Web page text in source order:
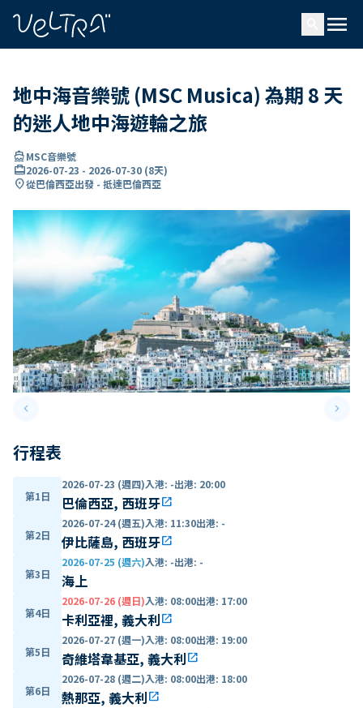
menu
地中海音樂號 (MSC Musica) 為期 8 天
的迷人地中海遊輪之旅
directions_boatMSC音樂號
card_travel2026-07-23 - 2026-07-30 (8天)
location_on從巴倫西亞出發 - 抵達巴倫西亞
keyboard_arrow_leftPrevious slide keyboard_arrow_right
行程表
第1日
2026-07-23 (週四)入港: -出港: 20:00
巴倫西亞, 西班牙open_in_new
第2日
2026-07-24 (週五)入港: 11:30出港: -
伊比薩島, 西班牙open_in_new
第3日
2026-07-25 (週六)入港: -出港: -
海上
第4日
2026-07-26 (週日)入港: 08:00出港: 17:00
卡利亞裡, 義大利open_in_new
第5日
2026-07-27 (週一)入港: 08:00出港: 19:00
奇維塔韋基亞, 義大利open_in_new
第6日
2026-07-28 (週二)入港: 08:00出港: 18:00
熱那亞, 義大利open_in_new